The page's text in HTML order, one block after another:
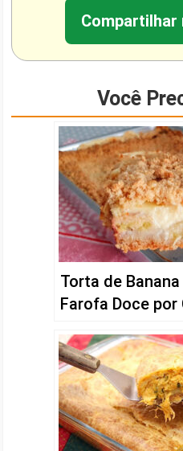
Compartilhar
Você
Torta de
Farofa Doce por